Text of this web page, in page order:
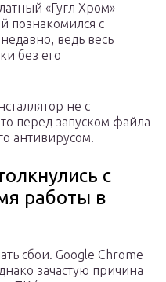
«Гугл Хром»
познакомился с
ведь весь
без его
не с
перед запуском файла
антивирусом.
с
работы в
сбои. Google Chrome
зачастую причина